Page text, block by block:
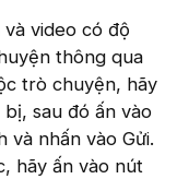
video có độ
thông qua
trò chuyện, hãy
sau đó ấn vào
và nhấn vào Gửi.
hãy ấn vào nút